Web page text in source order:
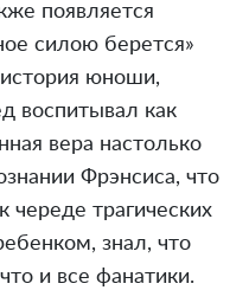
появляется
силою берется»
юноши,
воспитывал как
вера настолько
Фрэнсиса, что
череде трагических
знал, что
и все фанатики.